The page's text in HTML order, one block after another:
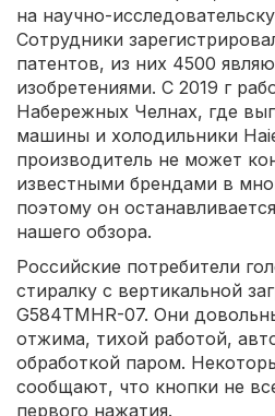
на научно-
Сотрудники
патентов, из них 4500
изобретениями. С 2019 г
Набережных Челнах, где
машины и холодильники
производитель не может
известными брендами в
поэтому он
нашего обзора.
Российские потребители
стиралку с вертикальной
G584TMHR-07. Они
отжима, тихой работой,
обработкой паром.
сообщают, что кнопки не
первого нажатия.